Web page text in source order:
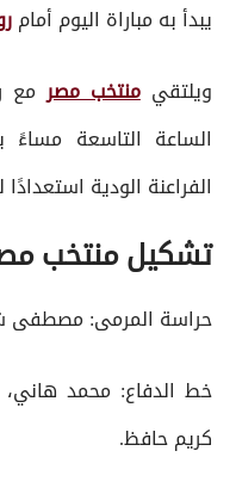
يبدأ به مباراة اليوم أمام
ويلتقيمنتخب مصرمع
الساعة التاسعة مساءً
الفراعنة الودية استعدادًا
تشكيل منتخب
حراسة المرمى: مصطفى
خط الدفاع: محمد هاني،
كريم حافظ.